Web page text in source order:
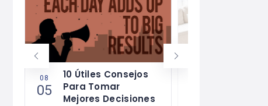
08
05
10 Útiles Consejos
Para Tomar
Mejores Decisiones